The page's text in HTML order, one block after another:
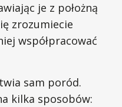
je z położną
zrozumiecie
współpracować
sam poród.
kilka sposobów: